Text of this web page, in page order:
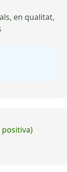
en qualitat,
positiva)